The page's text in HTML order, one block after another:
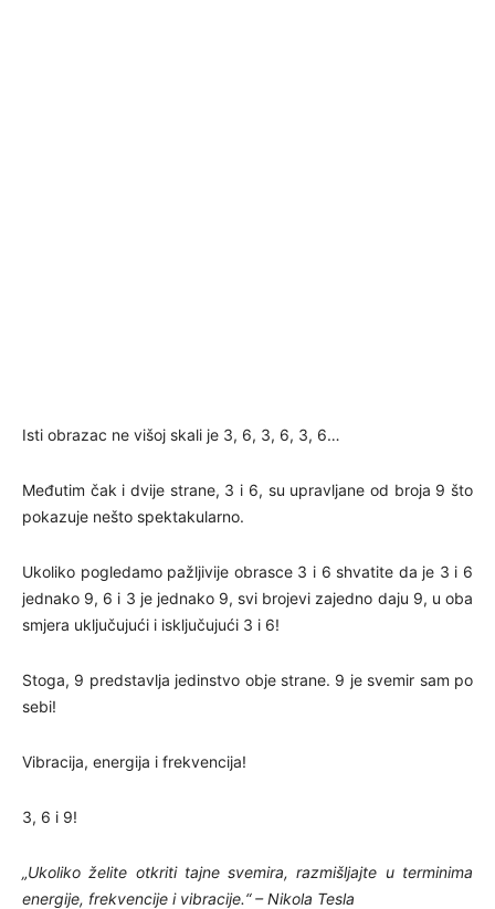
Isti obrazac ne višoj skali je 3, 6, 3, 6, 3, 6…
Međutim čak i dvije strane, 3 i 6, su upravljane od broja 9 što
pokazuje nešto spektakularno.
Ukoliko pogledamo pažljivije obrasce 3 i 6 shvatite da je 3 i 6
jednako 9, 6 i 3 je jednako 9, svi brojevi zajedno daju 9, u oba
smjera uključujući i isključujući 3 i 6!
Stoga, 9 predstavlja jedinstvo obje strane. 9 je svemir sam po
sebi!
Vibracija, energija i frekvencija!
3, 6 i 9!
„Ukoliko želite otkriti tajne svemira, razmišljajte u terminima
energije, frekvencije i vibracije.“ – Nikola Tesla